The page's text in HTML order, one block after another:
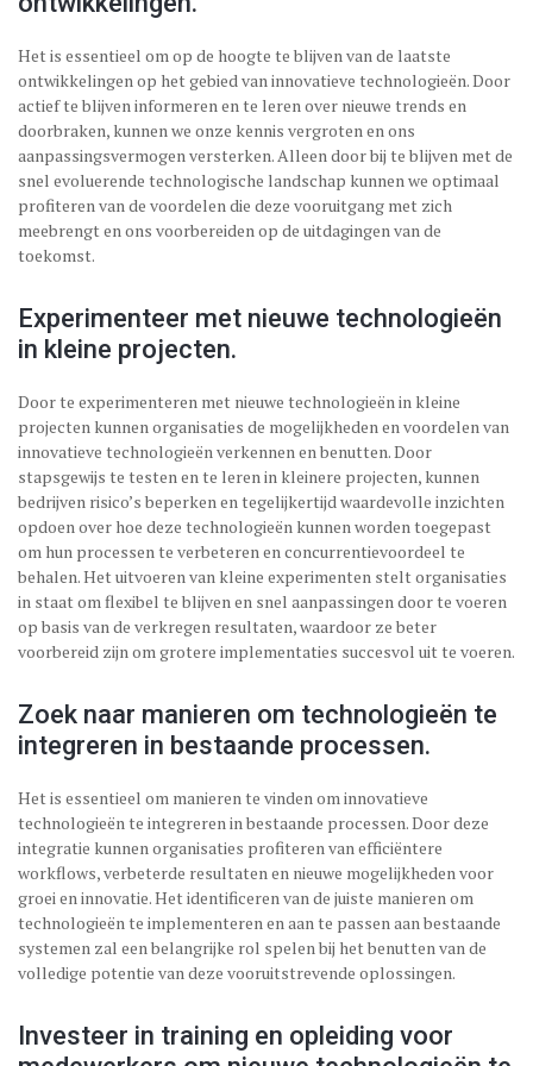
Het is essentieel om op de hoogte te blijven van de laatste
ontwikkelingen op het gebied van innovatieve technologieën. Door
actief te blijven informeren en te leren over nieuwe trends en
doorbraken, kunnen we onze kennis vergroten en ons
aanpassingsvermogen versterken. Alleen door bij te blijven met de
snel evoluerende technologische landschap kunnen we optimaal
profiteren van de voordelen die deze vooruitgang met zich
meebrengt en ons voorbereiden op de uitdagingen van de
toekomst.
Experimenteer met nieuwe technologieën
in kleine projecten.
Door te experimenteren met nieuwe technologieën in kleine
projecten kunnen organisaties de mogelijkheden en voordelen van
innovatieve technologieën verkennen en benutten. Door
stapsgewijs te testen en te leren in kleinere projecten, kunnen
bedrijven risico’s beperken en tegelijkertijd waardevolle inzichten
opdoen over hoe deze technologieën kunnen worden toegepast
om hun processen te verbeteren en concurrentievoordeel te
behalen. Het uitvoeren van kleine experimenten stelt organisaties
in staat om flexibel te blijven en snel aanpassingen door te voeren
op basis van de verkregen resultaten, waardoor ze beter
voorbereid zijn om grotere implementaties succesvol uit te voeren.
Zoek naar manieren om technologieën te
integreren in bestaande processen.
Het is essentieel om manieren te vinden om innovatieve
technologieën te integreren in bestaande processen. Door deze
integratie kunnen organisaties profiteren van efficiëntere
workflows, verbeterde resultaten en nieuwe mogelijkheden voor
groei en innovatie. Het identificeren van de juiste manieren om
technologieën te implementeren en aan te passen aan bestaande
systemen zal een belangrijke rol spelen bij het benutten van de
volledige potentie van deze vooruitstrevende oplossingen.
Investeer in training en opleiding voor